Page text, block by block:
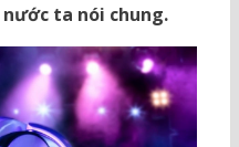
ta nói chung.